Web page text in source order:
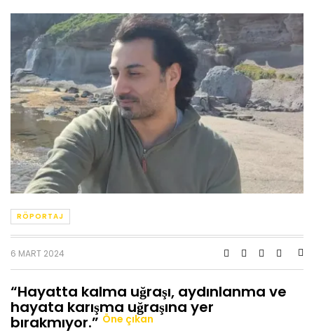
RÖPORTAJ
6 MART 2024
“Hayatta kalma uğraşı, aydınlanma ve
hayata karışma uğraşına yer
bırakmıyor.” Öne çıkan